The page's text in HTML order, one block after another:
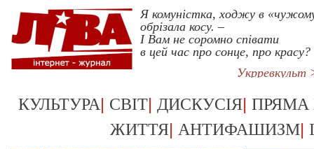
Я комуністка, ходжу в
обрізала косу. –
І Вам не соромно співати
в цей час про сонце, про красу?
Укрревкульт
КУЛЬТУРА| СВІТ| ДИСКУСІЯ| ПРЯМА
ЖИТТЯ| АНТИФАШИЗМ|